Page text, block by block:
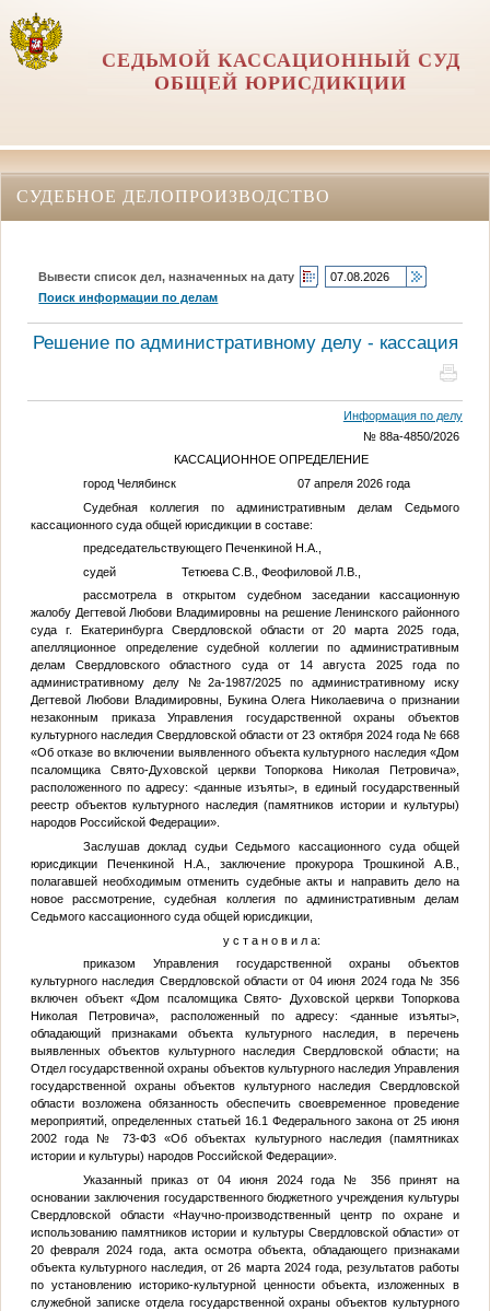
СЕДЬМОЙ КАССАЦИОННЫЙ СУД
ОБЩЕЙ ЮРИСДИКЦИИ
СУДЕБНОЕ ДЕЛОПРОИЗВОДСТВО
Вывести список дел, назначенных на дату
Поиск информации по делам
Решение по административному делу - кассация
Информация по делу
№ 88а-4850/2026
КАССАЦИОННОЕ ОПРЕДЕЛЕНИЕ
город Челябинск 07 апреля 2026 года
Судебная коллегия по административным делам Седьмого
кассационного суда общей юрисдикции в составе:
председательствующего Печенкиной Н.А.,
судей Тетюева С.В., Феофиловой Л.В.,
рассмотрела в открытом судебном заседании кассационную
жалобу Дегтевой Любови Владимировны на решение Ленинского районного
суда г. Екатеринбурга Свердловской области от 20 марта 2025 года,
апелляционное определение судебной коллегии по административным
делам Свердловского областного суда от 14 августа 2025 года по
административному делу №2а-1987/2025 по административному иску
Дегтевой Любови Владимировны, Букина Олега Николаевича о признании
незаконным приказа Управления государственной охраны объектов
культурного наследия Свердловской области от 23 октября 2024 года № 668
«Об отказе во включении выявленного объекта культурного наследия «Дом
псаломщика Свято-Духовской церкви Топоркова Николая Петровича»,
расположенного по адресу: <данные изъяты> , в единый государственный
реестр объектов культурного наследия (памятников истории и культуры)
народов Российской Федерации».
Заслушав доклад судьи Седьмого кассационного суда общей
юрисдикции Печенкиной Н.А., заключение прокурора Трошкиной А.В.,
полагавшей необходимым отменить судебные акты и направить дело на
новое рассмотрение, судебная коллегия по административным делам
Седьмого кассационного суда общей юрисдикции,
у с т а н о в и л а:
приказом Управления государственной охраны объектов
культурного наследия Свердловской области от 04 июня 2024 года № 356
включен объект «Дом псаломщика Свято- Духовской церкви Топоркова
Николая Петровича», расположенный по адресу: <данные изъяты>
обладающий признаками объекта культурного наследия, в перечень
выявленных объектов культурного наследия Свердловской области; на
Отдел государственной охраны объектов культурного наследия Управления
государственной охраны объектов культурного наследия Свердловской
области возложена обязанность обеспечить своевременное проведение
мероприятий, определенных статьей 16.1 Федерального закона от 25 июня
2002 года № 73-ФЗ «Об объектах культурного наследия (памятниках
истории и культуры) народов Российской Федерации».
Указанный приказ от 04 июня 2024 года № 356 принят на
основании заключения государственного бюджетного учреждения культуры
Свердловской области «Научно-производственный центр по охране и
использованию памятников истории и культуры Свердловской области» от
20 февраля 2024 года, акта осмотра объекта, обладающего признаками
объекта культурного наследия, от 26 марта 2024 года, результатов работы
по установлению историко-культурной ценности объекта, изложенных в
служебной записке отдела государственной охраны объектов культурного